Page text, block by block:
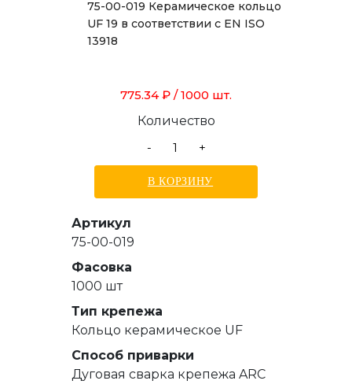
75-00-019 Керамическое кольцо
UF 19 в соответствии с EN ISO
13918
775.34 ₽ / 1000 шт.
Количество
-
+
В КОРЗИНУ
Артикул
75-00-019
Фасовка
1000 шт
Тип крепежа
Кольцо керамическое UF
Способ приварки
Дуговая сварка крепежа ARC